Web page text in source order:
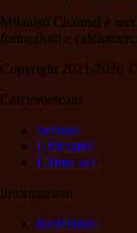
Milanisti Channel è
formazioni e
Copyright 2021-2026
Calciomercato
Scenari
Ufficialità
Ultima ora
Informazioni
Redazione